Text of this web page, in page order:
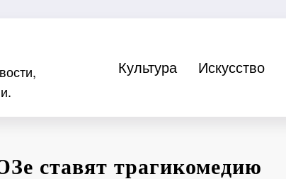
Культура Искусство
ставят трагикомедию